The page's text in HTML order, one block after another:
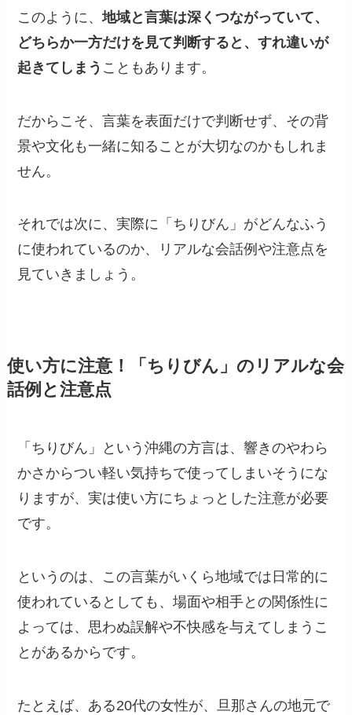
このように、地域と言葉は深くつながっていて、
どちらか一方だけを見て判断すると、すれ違いが
起きてしまう こともあります。
だからこそ、言葉を表面だけで判断せず、その背
景や文化も一緒に知ることが大切なのかもしれま
せん。
それでは次に、実際に「ちりびん」がどんなふう
に使われているのか、リアルな会話例や注意点を
見ていきましょう。
使い方に注意！「ちりびん」のリアルな会
話例と注意点
「ちりびん」という沖縄の方言は、響きのやわら
かさからつい軽い気持ちで使ってしまいそうにな
りますが、実は使い方にちょっとした注意が必要
です。
というのは、この言葉がいくら地域では日常的に
使われているとしても、場面や相手との関係性に
よっては、思わぬ誤解や不快感を与えてしまうこ
とがあるからです。
たとえば、ある20代の女性が、旦那さんの地元で